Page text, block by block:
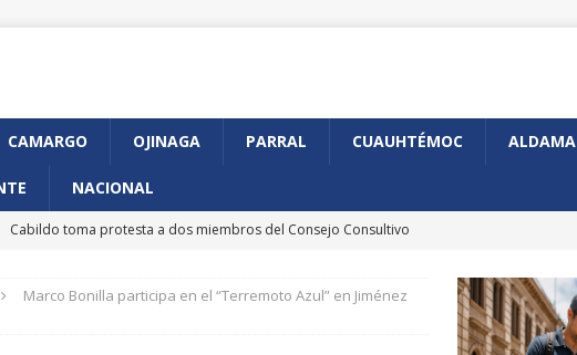
CAMARGO OJINAGA PARRAL CUAUHTÉMOC ALDAMA
NACIONAL
Cabildo toma protesta a dos miembros del Consejo Consultivo
Anuncia GKN Aerospace expansión de su planta en Chihuahua
Marco Bonilla participa en el “Terremoto Azul” en Jiménez